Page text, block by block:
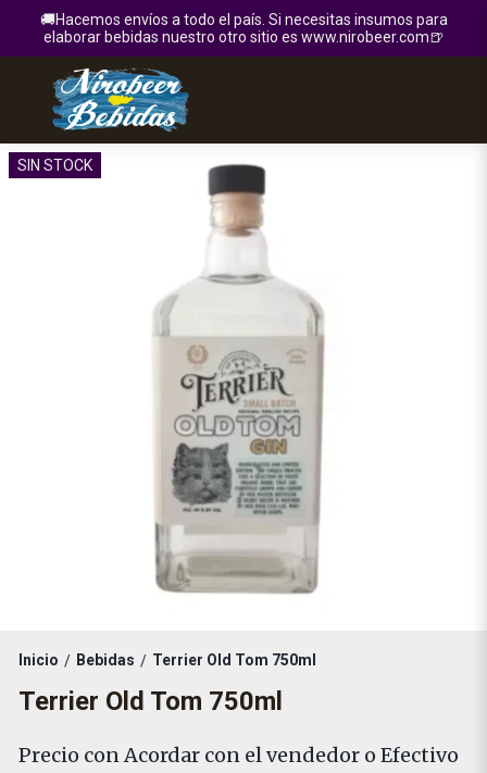
🚚Hacemos envíos a todo el país. Si necesitas insumos para
elaborar bebidas nuestro otro sitio es www.nirobeer.com🍺
SIN STOCK
Inicio / Bebidas / Terrier Old Tom 750ml
Terrier Old Tom 750ml
Precio con Acordar con el vendedor o Efectivo